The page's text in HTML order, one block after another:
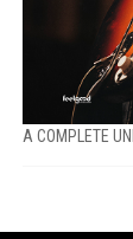
A COMPLETE